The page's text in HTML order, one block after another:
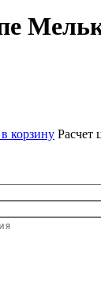
корзину Расчет